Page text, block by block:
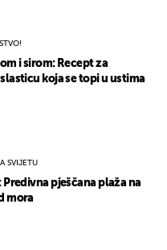
i sirom: Recept za
koja se topi u ustima
SVIJETU
pješčana plaža na
mora